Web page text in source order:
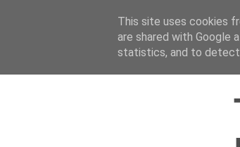
This site uses cookies
are shared with Google
statistics, and to detect